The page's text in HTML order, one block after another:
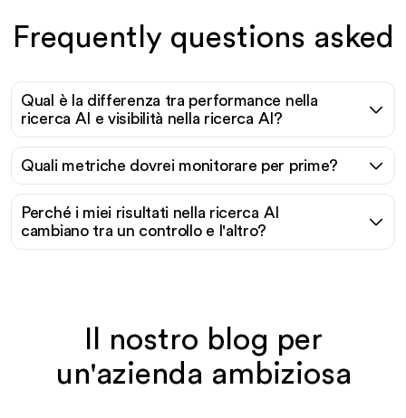
Frequently questions asked
Qual è la differenza tra performance nella
ricerca AI e visibilità nella ricerca AI?
Quali metriche dovrei monitorare per prime?
Perché i miei risultati nella ricerca AI
cambiano tra un controllo e l'altro?
Il nostro blog per
un'azienda ambiziosa